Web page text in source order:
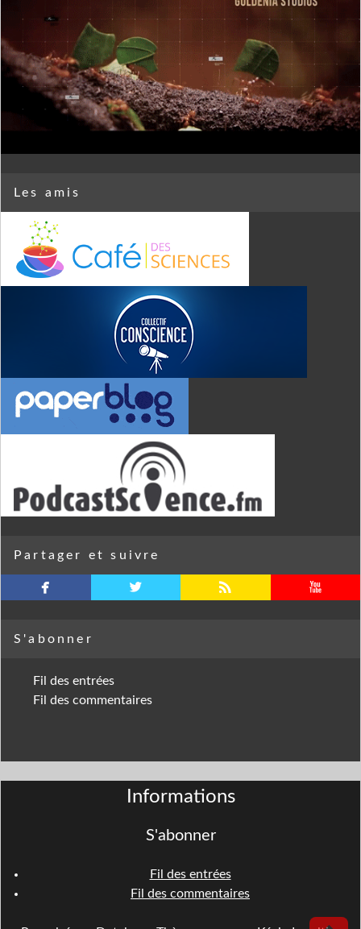
Les amis
Partager et suivre
facebook twitterbird rss youtube
S'abonner
Fil des entrées
Fil des commentaires
Informations
S'abonner
Fil des entrées
Fil des commentaires